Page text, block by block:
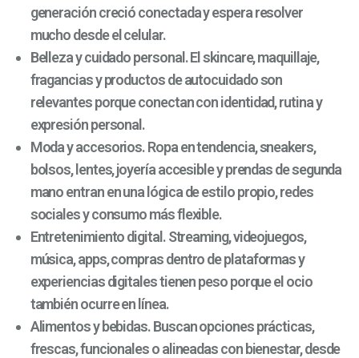
generación creció conectada y espera resolver
mucho desde el celular.
Belleza y cuidado personal. El skincare, maquillaje,
fragancias y productos de autocuidado son
relevantes porque conectan con identidad, rutina y
expresión personal.
Moda y accesorios. Ropa en tendencia, sneakers,
bolsos, lentes, joyería accesible y prendas de segunda
mano entran en una lógica de estilo propio, redes
sociales y consumo más flexible.
Entretenimiento digital. Streaming, videojuegos,
música, apps, compras dentro de plataformas y
experiencias digitales tienen peso porque el ocio
también ocurre en línea.
Alimentos y bebidas. Buscan opciones prácticas,
frescas, funcionales o alineadas con bienestar, desde